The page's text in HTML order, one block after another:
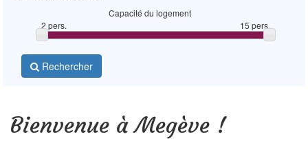
Capacité du logement
2 pers.
15 pers.
Rechercher
Bienvenue à Megève !